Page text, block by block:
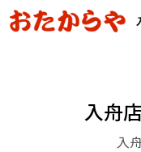
入舟店
入